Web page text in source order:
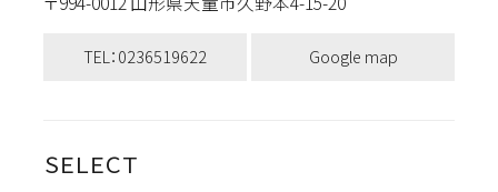
TEL：0236519622 Google map
ＳＥＬＥＣＴ